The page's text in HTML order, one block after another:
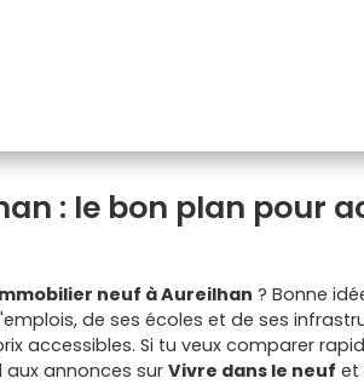
: le bon plan pour
neuf à Aureilhan ? Bonne
de ses écoles et de ses
accessibles. Si tu veux comparer
annonces surVivre dans le neuf et